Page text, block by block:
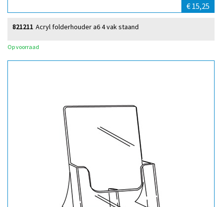
€ 15,25
Acryl folderhouder a6 4 vak staand
821211
Op voorraad